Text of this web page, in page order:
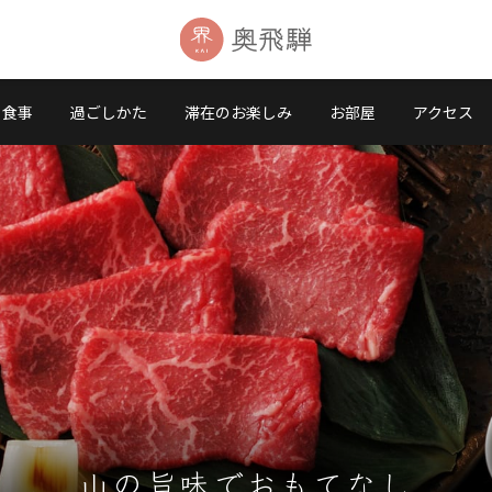
食事 過ごしかた 滞在のお楽しみ お部屋 アクセス
山の旨味でおもてなし